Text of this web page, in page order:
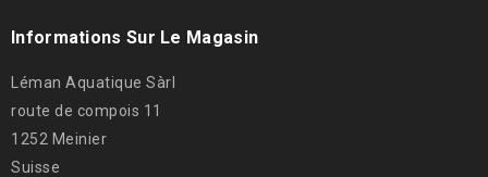
Informations Sur Le Magasin
Léman Aquatique Sàrl
route de compois 11
1252 Meinier
Suisse